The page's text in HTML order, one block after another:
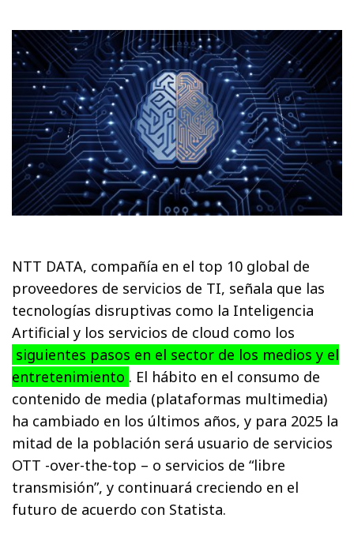
NTT DATA, compañía en el top 10 global de
proveedores de servicios de TI, señala que las
tecnologías disruptivas como la Inteligencia
Artificial y los servicios de cloud como los
siguientes pasos en el sector de los medios y el
entretenimiento . El hábito en el consumo de
contenido de media (plataformas multimedia)
ha cambiado en los últimos años, y para 2025 la
mitad de la población será usuario de servicios
OTT -over-the-top – o servicios de “libre
transmisión”, y continuará creciendo en el
futuro de acuerdo con Statista.